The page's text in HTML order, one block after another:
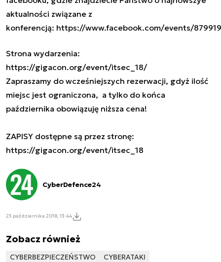
aktualności związane z
konferencją: https://www.facebook.com/events/
Strona wydarzenia:
https://gigacon.org/event/itsec_18/
Zapraszamy do wcześniejszych rezerwacji, gdyż ilość
miejsc jest ograniczona, a tylko do końca
października obowiązuję niższa cena!
ZAPISY dostępne są przez stronę:
https://gigacon.org/event/itsec_18
CyberDefence24
23 października 2018, 13:44
Zobacz również
CYBERBEZPIECZEŃSTWO
CYBERATAKI